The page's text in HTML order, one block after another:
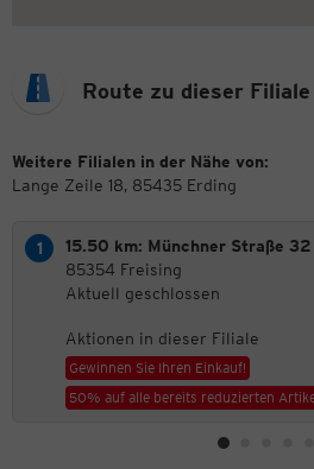
Route zu dieser Filiale
Weitere Filialen in der Nähe von:
Lange Zeile 18, 85435 Erding
15.50 km: Münchner Straße 32
85354 Freising
Aktuell geschlossen
Aktionen in dieser Filiale
Gewinnen Sie Ihren Einkauf!
50% auf alle bereits reduzierten